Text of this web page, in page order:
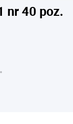
nr 40 poz.